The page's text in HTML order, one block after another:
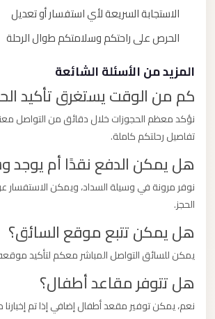
الاستجابة السريعة لأي استفسار أو تعديل
الحرص على راحتكم وسلامتكم طوال الرحلة
المزيد من الأسئلة الشائعة
كم من الوقت يستغرق تأكيد
نؤكد معظم الحجوزات خلال دقائق من التواصل
تفاصيل رحلتكم كاملة.
هل يمكن الدفع نقدًا أم يوجد
نوفر مرونة في وسيلة السداد، ويمكن الاستفسار عن
الحجز.
هل يمكن تتبع موقع السائق؟
يمكن للسائق التواصل المباشر معكم لتأكيد
هل تتوفر مقاعد أطفال؟
نعم، يمكن توفير مقعد أطفال إضافي إذا تم إخبارنا